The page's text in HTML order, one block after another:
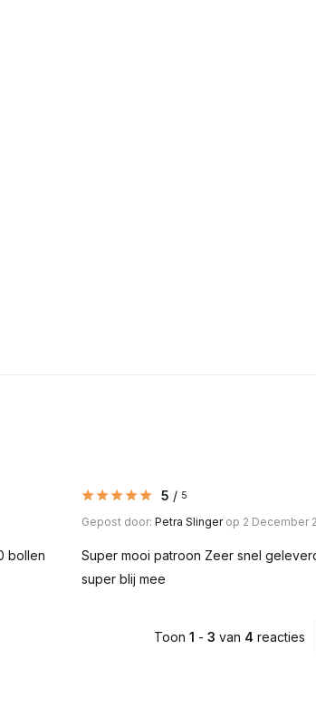
bollen
5 / 5
Gepost door:Petra Slingerop 2 December
Super mooi patroon Zeer snel
super blij mee
Toon 1 - 3 van 4 reacties